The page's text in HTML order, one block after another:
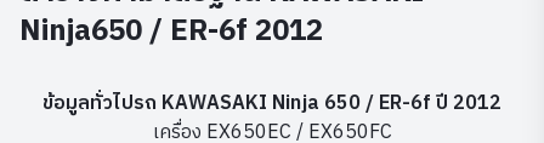
Ninja650 / ER-6f 2012
ข้อมูลทั่วไปรถ KAWASAKI Ninja 650 / ER-6f ปี 2012
เครื่อง EX650EC / EX650FC